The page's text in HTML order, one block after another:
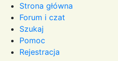
Strona główna
Forum i czat
Szukaj
Pomoc
Rejestracja